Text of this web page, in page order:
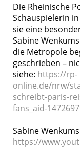
Die Rheinische
Schauspielerin
sie eine
Sabine
die Metropole
geschrieben –
siehe: https://rp-
online.de/nrw/
schreibt-paris-
fans_aid-
Sabine
https://